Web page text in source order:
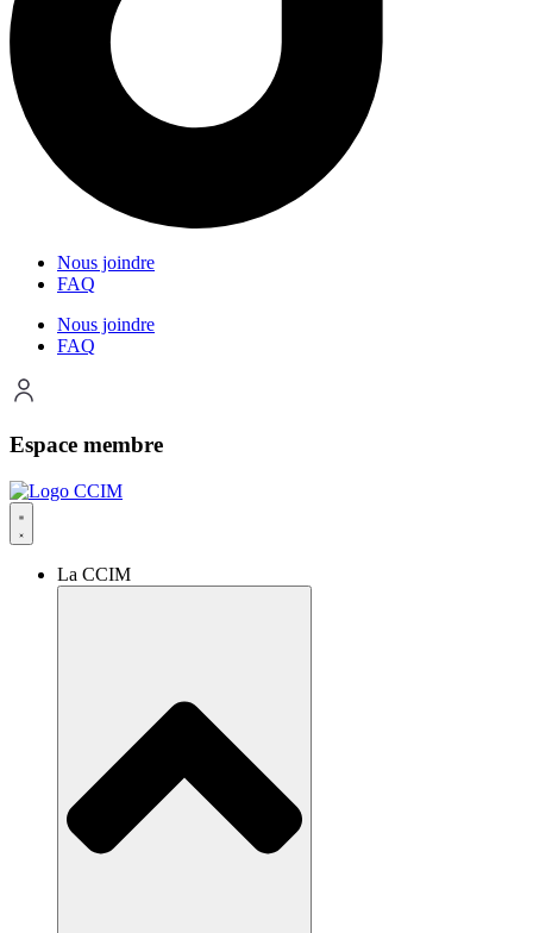
Nous joindre
FAQ
Nous joindre
FAQ
Espace membre
La CCIM